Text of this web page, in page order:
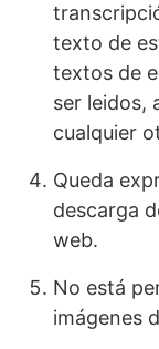
texto de
textos de
ser leidos,
cualquier
Queda
descarga
web.
No está
imágenes